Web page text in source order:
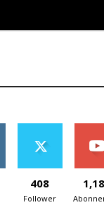
408
Follower